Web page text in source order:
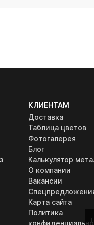
КЛИЕНТАМ
Доставка
Таблица цветов
Фотогалерея
Блог
Калькулятор
О компании
Вакансии
Карта сайта
Политика